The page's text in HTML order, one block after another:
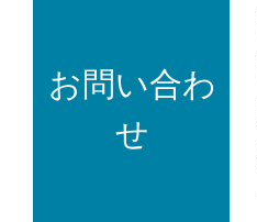
お問い合わ
せ